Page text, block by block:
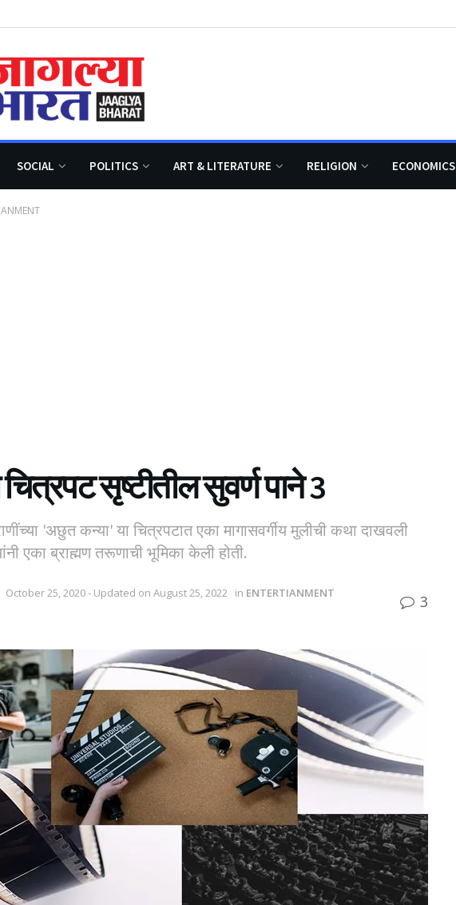
SOCIAL POLITICS ART & LITERATURE RELIGION ECONOMICS
चित्रपट सृष्टीतील सुवर्ण पाने 3
'अछुत कन्या' या चित्रपटात एका मागासवर्गीय मुलीची कथा दाखवली
एका ब्राह्मण तरूणाची भूमिका केली होती.
October 25, 2020 - Updated on August 25, 2022 in ENTERTIANMENT
3